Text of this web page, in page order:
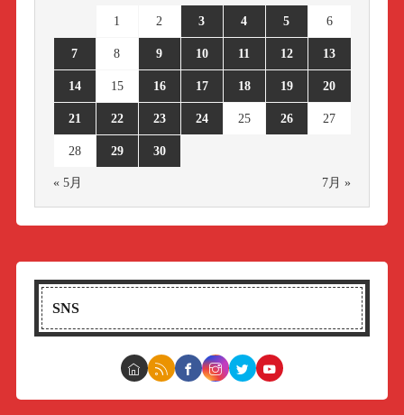
1 2 3 4 5 6
7 8 9 10 11 12 13
14 15 16 17 18 19 20
21 22 23 24 25 26 27
28 29 30
« 5月 7月 »
SNS